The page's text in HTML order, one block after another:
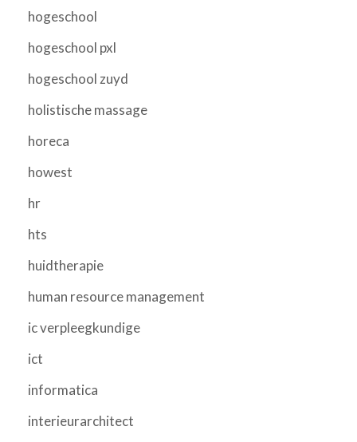
hogeschool
hogeschool pxl
hogeschool zuyd
holistische massage
horeca
howest
hr
hts
huidtherapie
human resource management
ic verpleegkundige
ict
informatica
interieurarchitect